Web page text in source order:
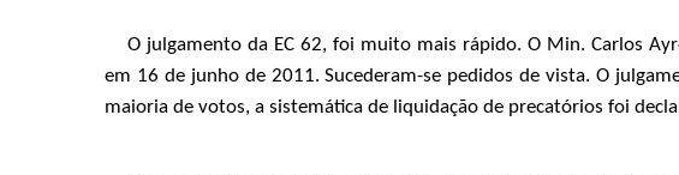
O julgamento da EC 62, foi muito mais rápido. O Min. Carlos
em 16 de junho de 2011. Sucederam-se pedidos de vista. O
maioria de votos, a sistemática de liquidação de precatórios foi